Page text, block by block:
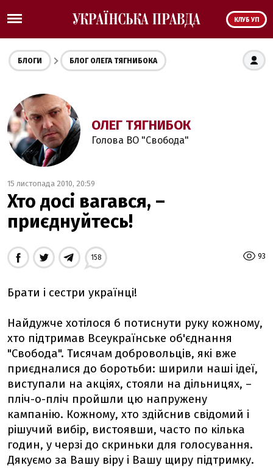
КЛУБ УП
БЛОГИ БЛОГ ОЛЕГА ТЯГНИБОКА
ОЛЕГ ТЯГНИБОК
Голова ВО "Свобода"
15 листопада 2010, 20:59
Хто досі вагався, –
приєднуйтесь!
93
158
Брати і сестри українці!
Найдужче хотілося б потиснути руку кожному,
хто підтримав Всеукраїнське об'єднання
"Свобода". Тисячам добровольців, які вже
приєдналися до боротьби: ширили наші ідеї,
виступали на акціях, стояли на дільницях, –
пліч-о-пліч пройшли цю напружену
кампанію. Кожному, хто здійснив свідомий і
рішучий вибір, вистоявши, часто по кілька
годин, у черзі до скриньки для голосування.
Дякуємо за Вашу віру і Вашу щиру підтримку.